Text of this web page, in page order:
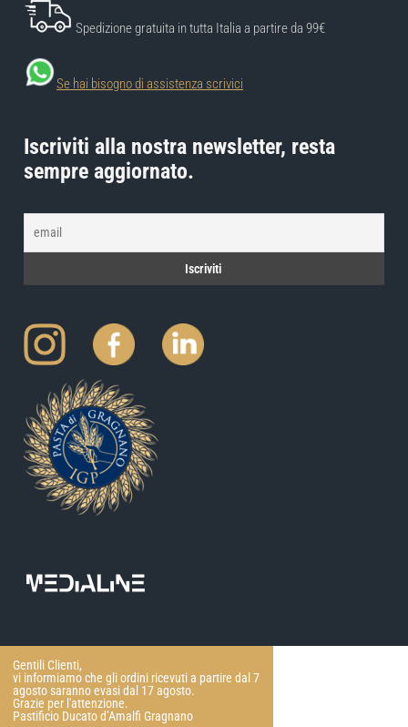
Spedizione gratuita in tutta Italia a partire da 99€
Se hai bisogno di assistenza scrivici
Iscriviti alla nostra newsletter, resta
sempre aggiornato.
Gentili Clienti,
vi informiamo che gli ordini ricevuti a partire dal 7
agosto saranno evasi dal 17 agosto.
Grazie per l'attenzione.
Pastificio Ducato d’Amalfi Gragnano